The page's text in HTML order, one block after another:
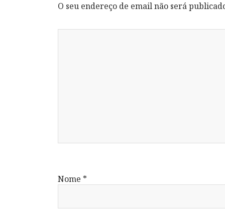
O seu endereço de email não será
Nome *